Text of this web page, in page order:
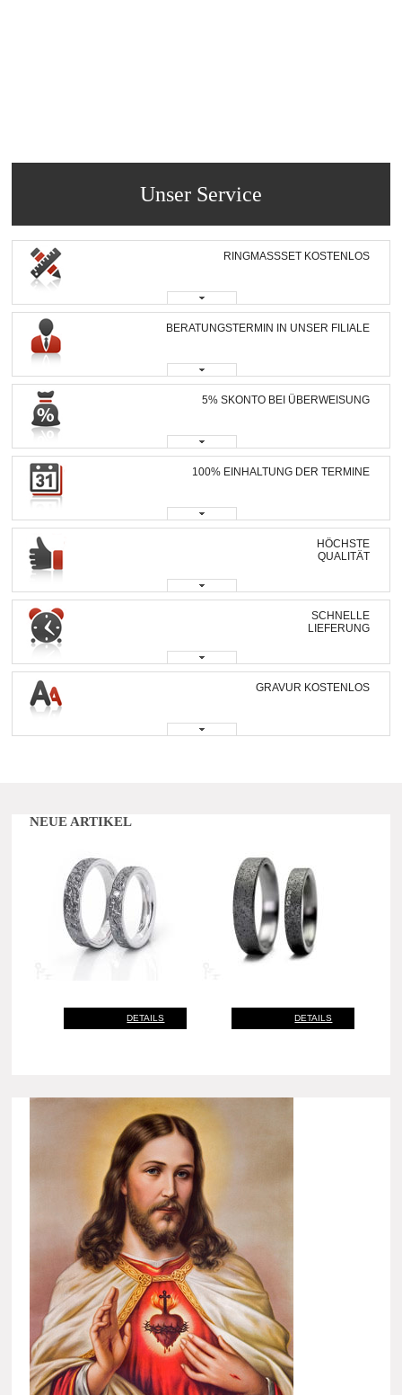
Unser Service
RINGMASSSET KOSTENLOS
BERATUNGSTERMIN IN UNSER FILIALE
5% SKONTO BEI ÜBERWEISUNG
100% EINHALTUNG DER TERMINE
HÖCHSTE
QUALITÄT
SCHNELLE
LIEFERUNG
GRAVUR KOSTENLOS
NEUE ARTIKEL
DETAILS DETAILS